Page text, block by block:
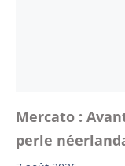
Mercato :
perle